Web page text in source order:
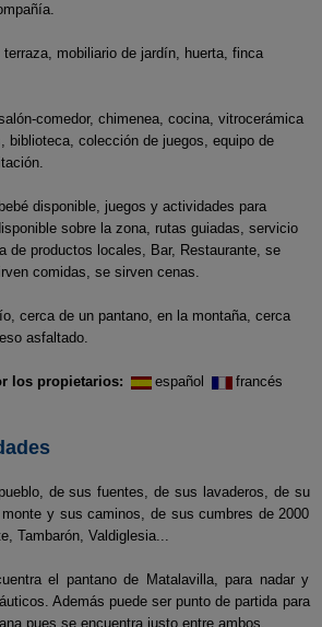
terraza, mobiliario de jardín, huerta, finca
comedor, chimenea, cocina, vitrocerámica
biblioteca, colección de juegos, equipo de
disponible, juegos y actividades para
sobre la zona, rutas guiadas, servicio
de productos locales, Bar, Restaurante, se
comidas, se sirven cenas.
cerca de un pantano, en la montaña, cerca
asfaltado.
los propietarios: español
francés
de sus fuentes, de sus lavaderos, de su
monte y sus caminos, de sus cumbres de 2000
Tambarón, Valdiglesia...
el pantano de Matalavilla, para nadar y
Además puede ser punto de partida para
pues se encuentra justo entre ambos.